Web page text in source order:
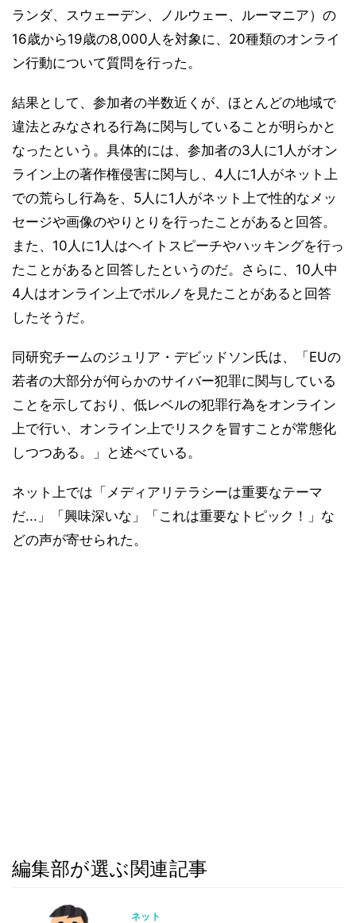
ランダ、スウェーデン、ノルウェー、ルーマニア）の
16歳から19歳の8,000人を対象に、20種類のオンライ
ン行動について質問を行った。
結果として、参加者の半数近くが、ほとんどの地域で
違法とみなされる行為に関与していることが明らかと
なったという。具体的には、参加者の3人に1人がオン
ライン上の著作権侵害に関与し、4人に1人がネット上
での荒らし行為を、5人に1人がネット上で性的なメッ
セージや画像のやりとりを行ったことがあると回答。
また、10人に1人はヘイトスピーチやハッキングを行っ
たことがあると回答したというのだ。さらに、10人中
4人はオンライン上でポルノを見たことがあると回答
したそうだ。
同研究チームのジュリア・デビッドソン氏は、「EUの
若者の大部分が何らかのサイバー犯罪に関与している
ことを示しており、低レベルの犯罪行為をオンライン
上で行い、オンライン上でリスクを冒すことが常態化
しつつある。」と述べている。
ネット上では「メディアリテラシーは重要なテーマ
だ...」「興味深いな」「これは重要なトピック！」な
どの声が寄せられた。
編集部が選ぶ関連記事
ネット